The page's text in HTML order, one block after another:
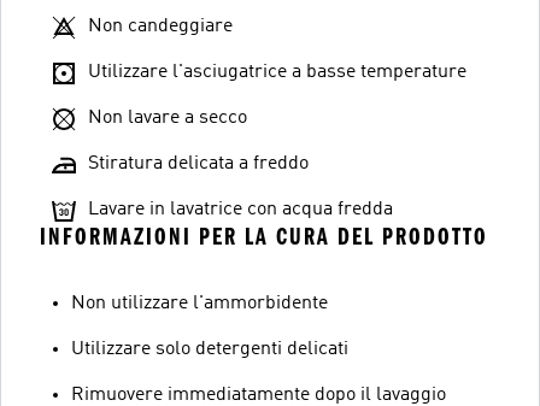
Non candeggiare
Utilizzare l'asciugatrice a basse temperature
Non lavare a secco
Stiratura delicata a freddo
Lavare in lavatrice con acqua fredda
INFORMAZIONI PER LA CURA DEL PRODOTTO
Non utilizzare l'ammorbidente
Utilizzare solo detergenti delicati
Rimuovere immediatamente dopo il lavaggio